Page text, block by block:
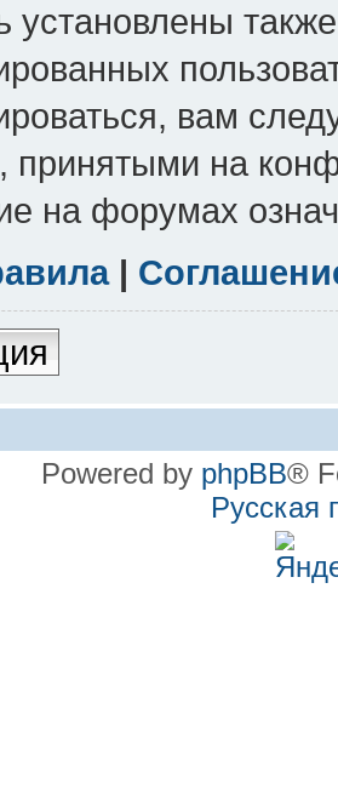
установлены
вам
принятыми на
на форумах
|
Powered by phpBB®
Русская